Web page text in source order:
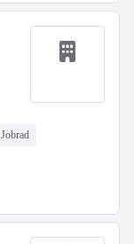
Jobrad